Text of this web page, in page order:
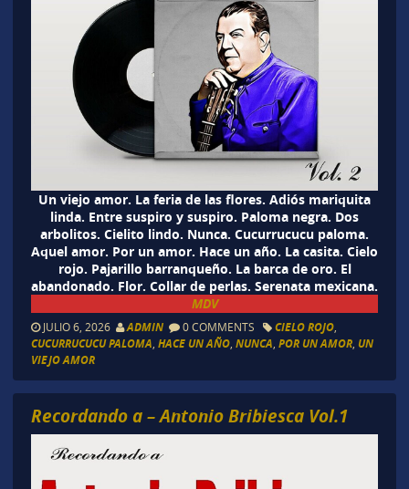
Un viejo amor. La feria de las flores. Adiós mariquita
linda. Entre suspiro y suspiro. Paloma negra. Dos
arbolitos. Cielito lindo. Nunca. Cucurrucucu paloma.
Aquel amor. Por un amor. Hace un año. La casita. Cielo
rojo. Pajarillo barranqueño. La barca de oro. El
abandonado. Flor. Collar de perlas. Serenata mexicana.
MDV
JULIO 6, 2026 ADMIN 0 COMMENTS CIELO ROJO,
CUCURRUCUCU PALOMA, HACE UN AÑO, NUNCA, POR UN AMOR, UN
VIEJO AMOR
Recordando a – Antonio Bribiesca Vol.1